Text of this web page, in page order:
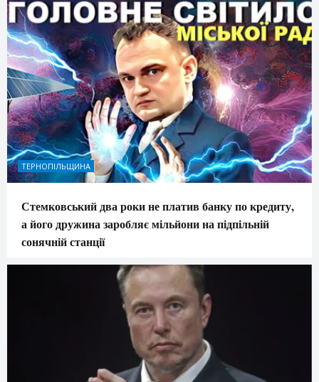
ТЕРНОПІЛЬЩИНА
Стемковський два роки не платив банку по кредиту,
а його дружина заробляє мільйони на підпільній
сонячній станції